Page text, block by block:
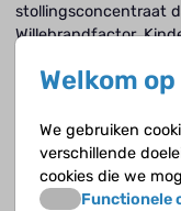
stollingsconcentraat
Willebrandfactor.
patiënten. Bij hevig
te schrijven. Mocht
dan kan Haemate-
geen pil willen, dan
beperken met behulp
Welkom
We gebruiken
verschillende
cookies die we
Functionele